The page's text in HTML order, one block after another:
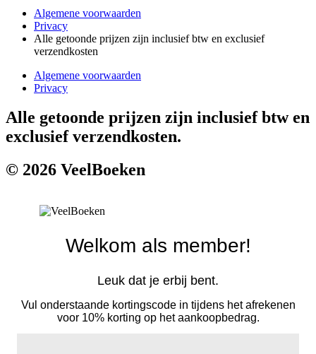
Algemene voorwaarden
Privacy
Alle getoonde prijzen zijn inclusief btw en exclusief
verzendkosten
Algemene voorwaarden
Privacy
Alle getoonde prijzen zijn inclusief btw en
exclusief verzendkosten.
© 2026 VeelBoeken
Welkom als member!
Leuk dat je erbij bent.
Vul onderstaande kortingscode in tijdens het afrekenen
voor 10% korting op het aankoopbedrag.